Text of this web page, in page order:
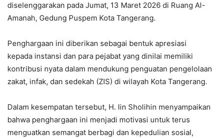
diselenggarakan pada Jumat, 13 Maret 2026 di Ruang Al-
Amanah, Gedung Puspem Kota Tangerang.
Penghargaan ini diberikan sebagai bentuk apresiasi
kepada instansi dan para pejabat yang dinilai memiliki
kontribusi nyata dalam mendukung penguatan pengelolaan
zakat, infak, dan sedekah (ZIS) di wilayah Kota Tangerang.
Dalam kesempatan tersebut, H. Iin Sholihin menyampaikan
bahwa penghargaan ini menjadi motivasi untuk terus
menguatkan semangat berbagi dan kepedulian sosial,